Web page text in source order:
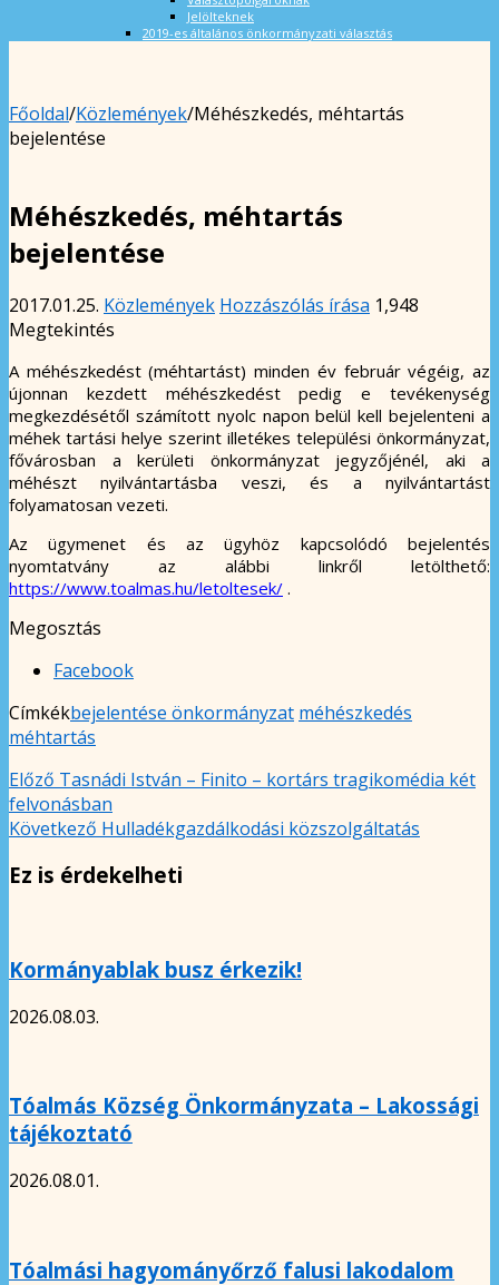
Jelölteknek
2019-es általános önkormányzati választás
Főoldal/Közlemények/Méhészkedés, méhtartás
bejelentése
Méhészkedés, méhtartás
bejelentése
2017.01.25. Közlemények Hozzászólás írása 1,948
Megtekintés
A méhészkedést (méhtartást) minden év február végéig, az
újonnan kezdett méhészkedést pedig e tevékenység
megkezdésétől számított nyolc napon belül kell bejelenteni a
méhek tartási helye szerint illetékes települési önkormányzat,
fővárosban a kerületi önkormányzat jegyzőjénél, aki a
méhészt nyilvántartásba veszi, és a nyilvántartást
folyamatosan vezeti.
Az ügymenet és az ügyhöz kapcsolódó bejelentés
nyomtatvány az alábbi linkről letölthető:
https://www.toalmas.hu/letoltesek/ .
Megosztás
Facebook
Címkékbejelentése önkormányzat méhészkedés
méhtartás
Előző Tasnádi István – Finito – kortárs tragikomédia két
felvonásban
Következő Hulladékgazdálkodási közszolgáltatás
Ez is érdekelheti
Kormányablak busz érkezik!
2026.08.03.
Tóalmás Község Önkormányzata – Lakossági
tájékoztató
2026.08.01.
Tóalmási hagyományőrző falusi lakodalom